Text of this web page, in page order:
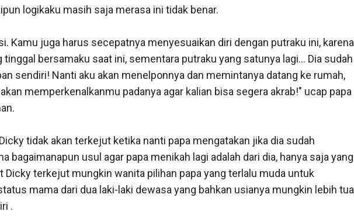
logikaku masih saja merasa ini tidak benar.
Kamu juga harus secepatnya menyesuaikan diri dengan putraku ini, karena
tinggal bersamaku saat ini, sementara putraku yang satunya lagi... Dia sudah
sendiri! Nanti aku akan menelponnya dan memintanya datang ke rumah,
memperkenalkanmu padanya agar kalian bisa segera akrab!" ucap papa
tidak akan terkejut ketika nanti papa mengatakan jika dia sudah
bagaimanapun usul agar papa menikah lagi adalah dari dia, hanya saja yang
Dicky terkejut mungkin wanita pilihan papa yang terlalu muda untuk
mama dari dua laki-laki dewasa yang bahkan usianya mungkin lebih tua
.